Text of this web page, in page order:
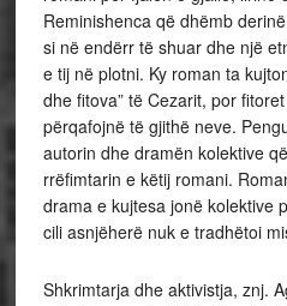
Reminishenca që dhëmb
si në endërr të shuar dhe një
e tij në plotni. Ky roman ta
dhe fitova” të Cezarit, por
përqafojnë të gjithë neve.
autorin dhe dramën kolektive
rrëfimtarin e këtij romani.
drama e kujtesa jonë kolektive
cili asnjëherë nuk e tradhëtoi
Shkrimtarja dhe aktivistja, znj.